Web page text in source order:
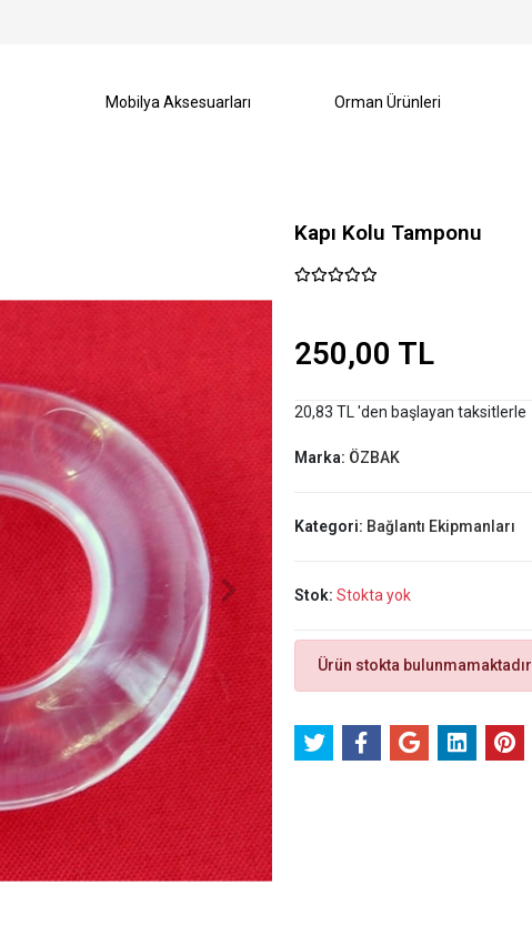
Mobilya Aksesuarları Orman Ürünleri
Kapı Kolu Tamponu
250,00 TL
20,83 TL 'den başlayan taksitlerle
Marka: ÖZBAK
Kategori: Bağlantı Ekipmanları
Stok: Stokta yok
Ürün stokta